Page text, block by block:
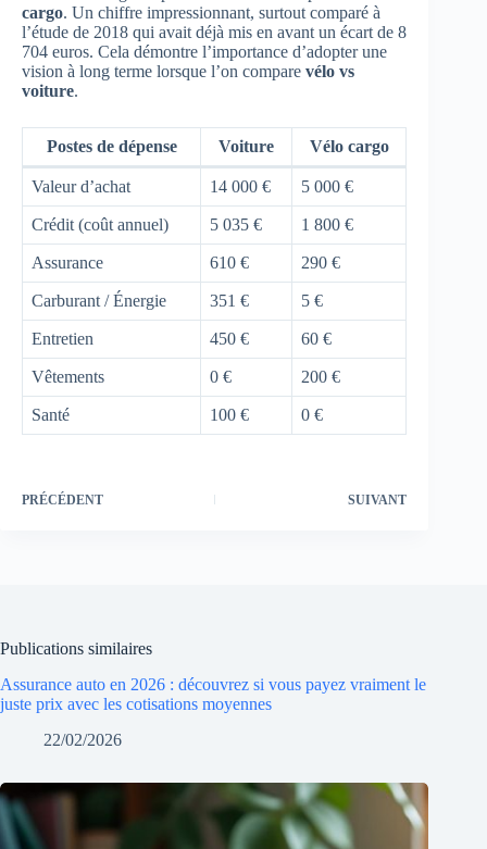
cargo. Un chiffre impressionnant, surtout comparé à
l’étude de 2018 qui avait déjà mis en avant un écart de 8
704 euros. Cela démontre l’importance d’adopter une
vision à long terme lorsque l’on compare vélo vs
voiture.
Postes de dépense Voiture Vélo cargo
Valeur d’achat 14 000 € 5 000 €
Crédit (coût annuel) 5 035 € 1 800 €
Assurance 610 € 290 €
Carburant / Énergie 351 € 5 €
Entretien 450 € 60 €
Vêtements 0 € 200 €
Santé 100 € 0 €
PRÉCÉDENT SUIVANT
Publications similaires
Assurance auto en 2026 : découvrez si vous payez vraiment le
juste prix avec les cotisations moyennes
22/02/2026